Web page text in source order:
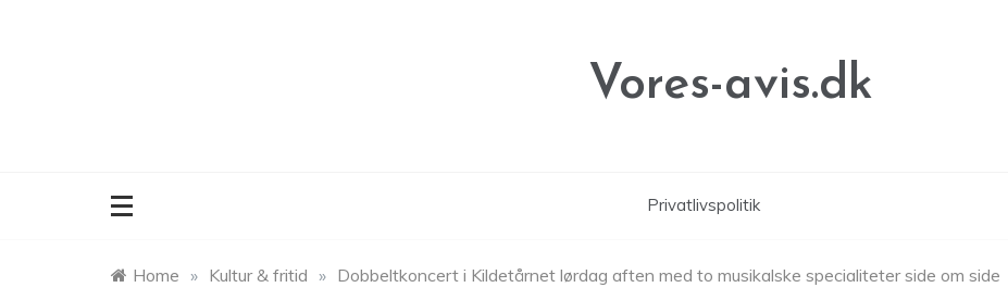
Vores-avis.dk
Privatlivspolitik
Home » Kultur & fritid » Dobbeltkoncert i Kildetårnet lørdag aften med to musikalske specialiteter side om side